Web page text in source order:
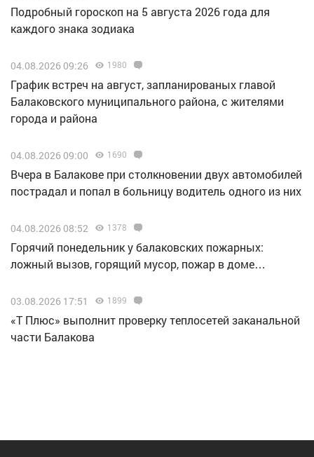
Подробный гороскоп на 5 августа 2026 года для
каждого знака зодиака
04.08.2026 09:26 1980
График встреч на август, запланированых главой
Балаковского муниципального района, с жителями
города и района
04.08.2026 09:00 1690
Вчера в Балакове при столкновении двух автомобилей
пострадал и попал в больницу водитель одного из них
04.08.2026 08:52 1378
Горячий понедельник у балаковских пожарных:
ложный вызов, горящий мусор, пожар в доме…
03.08.2026 17:51 1899
«Т Плюс» выполнит проверку теплосетей заканальной
части Балакова